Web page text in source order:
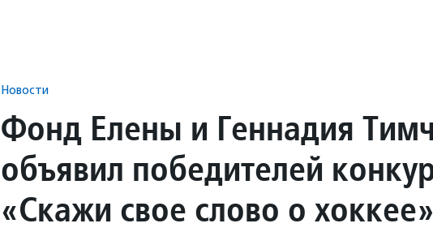
Новости
Фонд Елены и Геннадия
объявил победителей
«Скажи свое слово о хоккее»